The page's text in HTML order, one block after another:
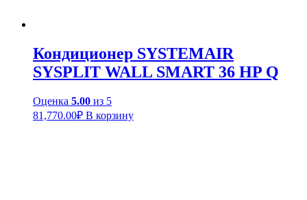
Кондиционер SYSTEMAIR
SYSPLIT WALL SMART 36 HP Q
Оценка 5.00 из 5
81,770.00₽ В корзину